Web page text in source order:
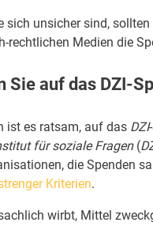
sich unsicher sind, sollten
rechtlichen Medien die
Sie auf das DZI-
ist es ratsam, auf das DZI
für soziale Fragen(
die Spenden
Kriterien.
wirbt, Mittel